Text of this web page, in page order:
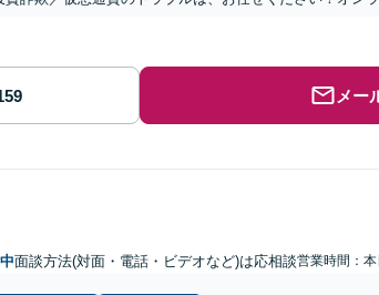
メー
面談方法(対面・電話・ビデオなど)は応相談営業時間：本